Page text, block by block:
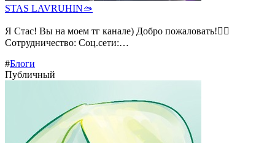
STAS LAVRUHIN🫴
Я Стас! Вы на моем тг канале) Добро пожаловать!❤️‍🔥
Сотрудничество: Соц.сети:…
#Блоги
Публичный